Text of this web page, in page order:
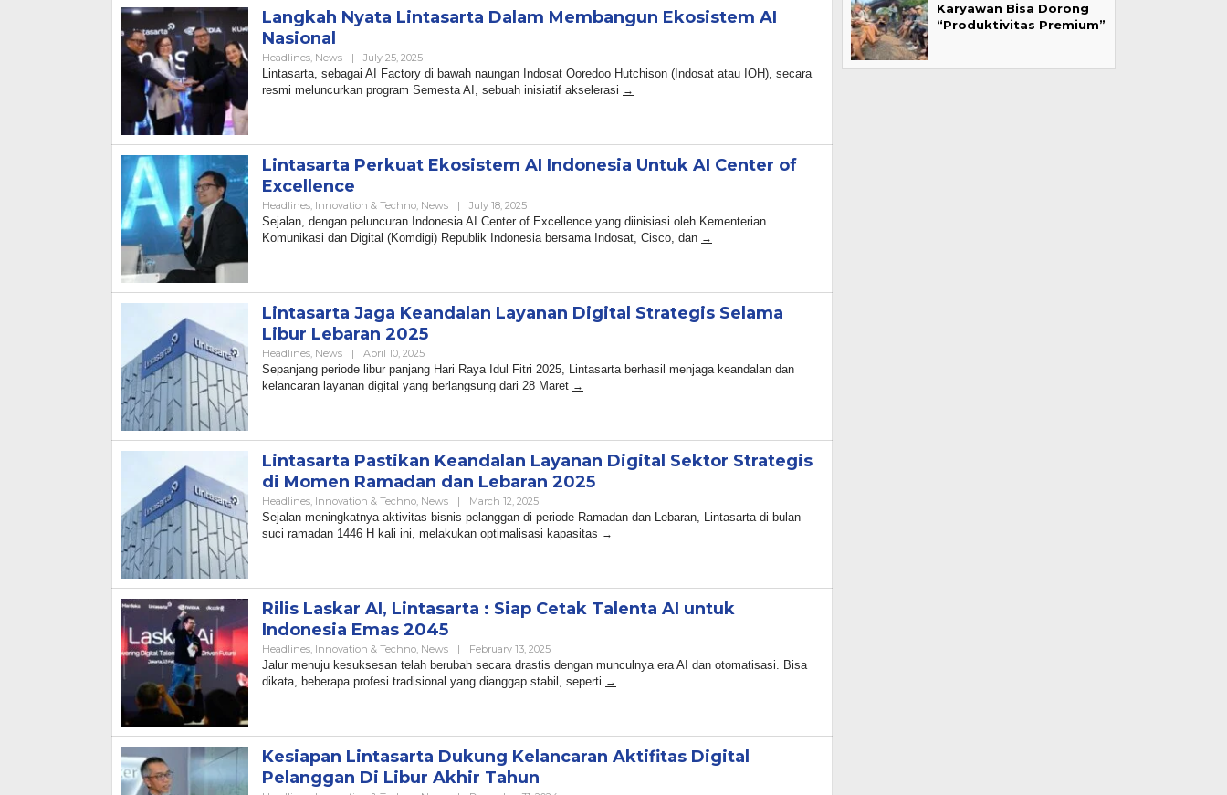
Langkah Nyata Lintasarta Dalam Membangun Ekosistem AI
Nasional
Headlines, News | July 25, 2025By
Admin
Lintasarta, sebagai AI Factory di bawah naungan Indosat Ooredoo Hutchison (Indosat atau IOH), secara
resmi meluncurkan program Semesta AI, sebuah inisiatif akselerasi
Lintasarta Perkuat Ekosistem AI Indonesia Untuk AI Center of
Excellence
Headlines, Innovation & Techno, News | July 18, 2025By
Admin
Sejalan, dengan peluncuran Indonesia AI Center of Excellence yang diinisiasi oleh Kementerian
Komunikasi dan Digital (Komdigi) Republik Indonesia bersama Indosat, Cisco, dan
Lintasarta Jaga Keandalan Layanan Digital Strategis Selama
Libur Lebaran 2025
Headlines, News | April 10, 2025By
Admin
Sepanjang periode libur panjang Hari Raya Idul Fitri 2025, Lintasarta berhasil menjaga keandalan dan
kelancaran layanan digital yang berlangsung dari 28 Maret
Lintasarta Pastikan Keandalan Layanan Digital Sektor Strategis
di Momen Ramadan dan Lebaran 2025
Headlines, Innovation & Techno, News | March 12, 2025By
Admin
Sejalan meningkatnya aktivitas bisnis pelanggan di periode Ramadan dan Lebaran, Lintasarta di bulan
suci ramadan 1446 H kali ini, melakukan optimalisasi kapasitas
Rilis Laskar AI, Lintasarta : Siap Cetak Talenta AI untuk
Indonesia Emas 2045
Headlines, Innovation & Techno, News | February 13, 2025By
Admin
Jalur menuju kesuksesan telah berubah secara drastis dengan munculnya era AI dan otomatisasi. Bisa
dikata, beberapa profesi tradisional yang dianggap stabil, seperti
Kesiapan Lintasarta Dukung Kelancaran Aktifitas Digital
Pelanggan Di Libur Akhir Tahun
Karyawan Bisa Dorong
“Produktivitas Premium”